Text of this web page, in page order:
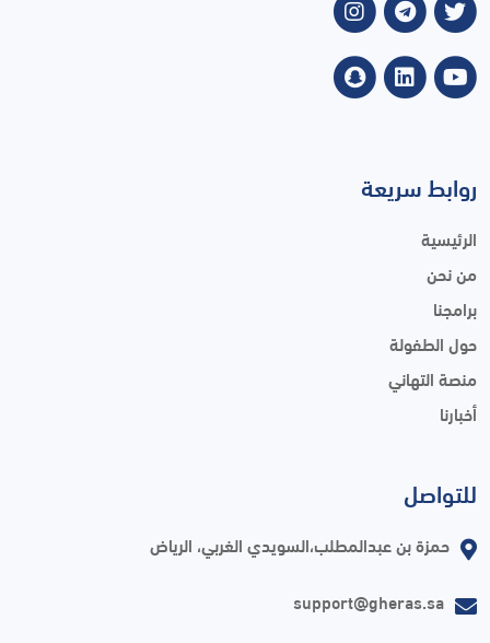
روابط سريعة
الرئيسية
من نحن
برامجنا
حول الطفولة
منصة التهاني
أخبارنا
للتواصل
حمزة بن عبدالمطلب،السويدي الغربي، الرياض
support@gheras.sa